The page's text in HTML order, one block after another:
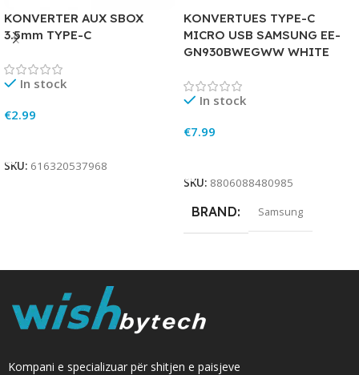
KONVERTER AUX SBOX
3.5mm TYPE-C
In stock
€2.99
SKU: 616320537968
KONVERTUES TYPE-C
MICRO USB SAMSUNG EE-
GN930BWEGWW WHITE
In stock
€7.99
SKU: 8806088480985
BRAND Samsung
Kompani e specializuar për shitjen e paisjeve